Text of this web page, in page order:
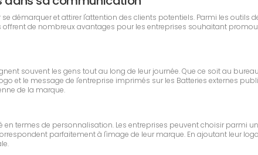
démarquer et attirer l'attention des clients potentiels. Parmi les outils
de nombreux avantages pour les entreprises souhaitant
souvent les gens tout au long de leur journée. Que ce soit au
et le message de l'entreprise imprimés sur les Batteries externes
de la marque.
termes de personnalisation. Les entreprises peuvent choisir parmi
parfaitement à l'image de leur marque. En ajoutant leur